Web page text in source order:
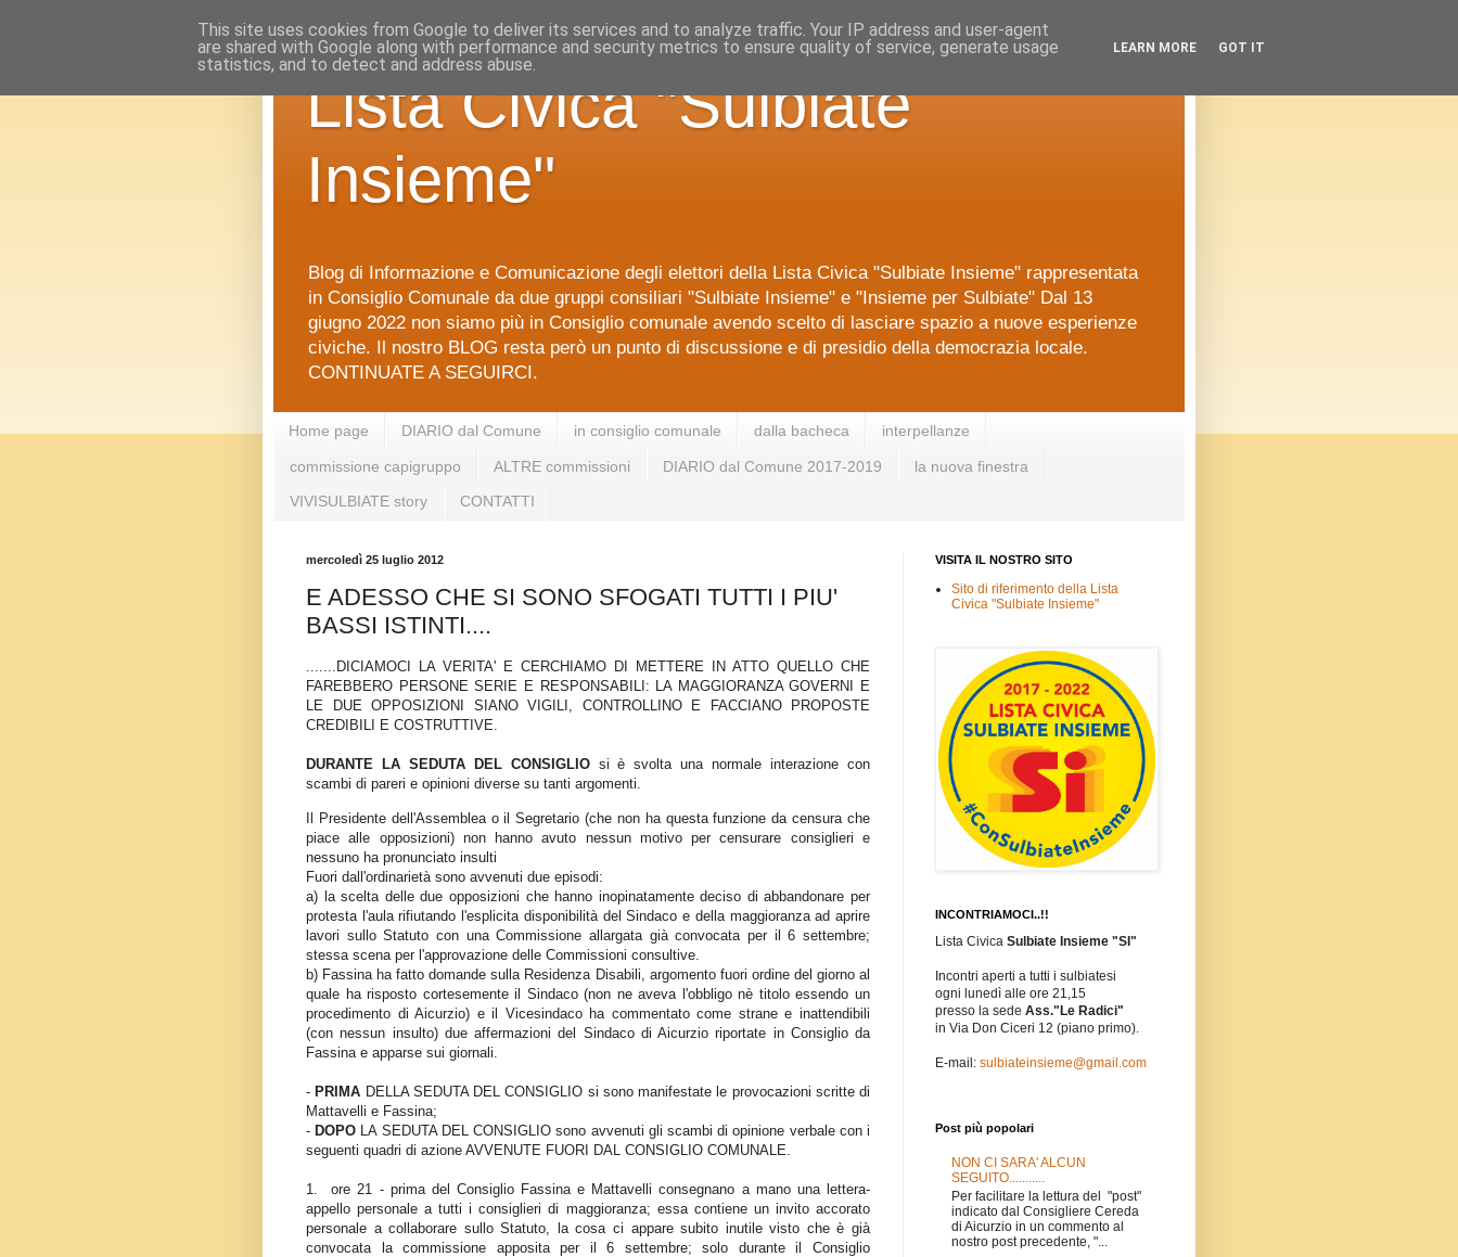
Lista Civica "Sulbiate
Insieme"
Blog di Informazione e Comunicazione degli elettori della Lista Civica "Sulbiate Insieme" rappresentata
in Consiglio Comunale da due gruppi consiliari "Sulbiate Insieme" e "Insieme per Sulbiate" Dal 13
giugno 2022 non siamo più in Consiglio comunale avendo scelto di lasciare spazio a nuove esperienze
civiche. Il nostro BLOG resta però un punto di discussione e di presidio della democrazia locale.
CONTINUATE A SEGUIRCI.
Home page DIARIO dal Comune in consiglio comunale dalla bacheca interpellanze
commissione capigruppo ALTRE commissioni DIARIO dal Comune 2017-2019 la nuova finestra
VIVISULBIATE story CONTATTI
mercoledì 25 luglio 2012
E ADESSO CHE SI SONO SFOGATI TUTTI I PIU'
BASSI ISTINTI....
.......DICIAMOCI LA VERITA' E CERCHIAMO DI METTERE IN ATTO QUELLO CHE
FAREBBERO PERSONE SERIE E RESPONSABILI: LA MAGGIORANZA GOVERNI E
LE DUE OPPOSIZIONI SIANO VIGILI, CONTROLLINO E FACCIANO PROPOSTE
CREDIBILI E COSTRUTTIVE.
DURANTE LA SEDUTA DEL CONSIGLIOsi è svolta una normale interazione con
scambi di pareri e opinioni diverse su tanti argomenti.
Il Presidente dell'Assemblea o il Segretario (che non ha questa funzione da censura che
piace alle opposizioni) non hanno avuto nessun motivo per censurare consiglieri e
nessuno ha pronunciato insulti
Fuori dall'ordinarietà sono avvenuti due episodi:
a) la scelta delle due opposizioni che hanno inopinatamente deciso di abbandonare per
protesta l'aula rifiutando l'esplicita disponibilità del Sindaco e della maggioranza ad aprire
lavori sullo Statuto con una Commissione allargata già convocata per il 6 settembre;
stessa scena per l'approvazione delle Commissioni consultive.
b) Fassina ha fatto domande sulla Residenza Disabili, argomento fuori ordine del giorno al
quale ha risposto cortesemente il Sindaco (non ne aveva l'obbligo nè titolo essendo un
procedimento di Aicurzio) e il Vicesindaco ha commentato come strane e inattendibili
(con nessun insulto) due affermazioni del Sindaco di Aicurzio riportate in Consiglio da
Fassina e apparse sui giornali.
- PRIMA DELLA SEDUTA DEL CONSIGLIO si sono manifestate le provocazioni scritte di
Mattavelli e Fassina;
- DOPO
LA SEDUTA DEL CONSIGLIO sono avvenuti gli scambi di opinione verbale con i
seguenti quadri di azione AVVENUTE FUORI DAL CONSIGLIO COMUNALE.
1. ore 21 - prima del Consiglio Fassina e Mattavelli consegnano a mano una lettera-
appello personale a tutti i consiglieri di maggioranza; essa contiene un invito accorato
personale a collaborare sullo Statuto, la cosa ci appare subito inutile visto che è già
convocata la commissione apposita per il 6 settembre; solo durante il Consiglio
VISITA IL NOSTRO SITO
Sito di riferimento della Lista
Civica "Sulbiate Insieme"
INCONTRIAMOCI..!!
Lista Civica Sulbiate Insieme "SI"
Incontri aperti a tutti i sulbiatesi
ogni lunedì alle ore 21,15
presso la sede Ass."Le Radici"
in Via Don Ciceri 12 (piano primo).
E-mail: sulbiateinsieme@gmail.com
Post più popolari
NON CI SARA' ALCUN
SEGUITO...........
Per facilitare la lettura del "post"
indicato dal Consigliere Cereda
di Aicurzio in un commento al
nostro post precedente, "...
This site uses cookies from Google to deliver its services and to analyze traffic. Your IP address and user-agent
are shared with Google along with performance and security metrics to ensure quality of service, generate usage
statistics, and to detect and address abuse.
LEARN MORE GOT IT